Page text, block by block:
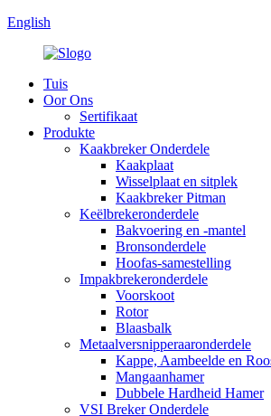
English
Tuis
Oor Ons
Sertifikaat
Produkte
Kaakbreker Onderdele
Kaakplaat
Wisselplaat en sitplek
Kaakbreker Pitman
Keëlbrekeronderdele
Bakvoering en -mantel
Bronsonderdele
Hoofas-samestelling
Impakbrekeronderdele
Voorskoot
Rotor
Blaasbalk
Metaalversnipperaaronderdele
Kappe, Aambeelde en
Mangaanhamer
Dubbele Hardheid Hamer
VSI Breker Onderdele